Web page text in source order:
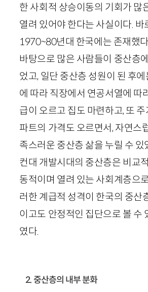
한 사회적 상승이동의 기회가 많
열려 있어야 한다는 사실이다. 바
1970~80년대 한국에는 존재했
바탕으로 많은 사람들이 중산층
었고, 일단 중산층 성원이 된 후
에 따라 직장에서 연공서열에 따
급이 오르고 집도 마련하고, 또
파트의 가격도 오르면서, 자연스
족스러운 중산층 삶을 누릴 수 있
컨대 개발시대의 중산층은 비교
동적이며 열려 있는 사회계층으
러한 계급적 성격이 한국의 중산
이고도 안정적인 집단으로 볼 수
였다.
2. 중산층의 내부 분화